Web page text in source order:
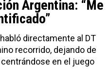
Argentina: “Me
directamente al DT
recorrido, dejando de
en el juego